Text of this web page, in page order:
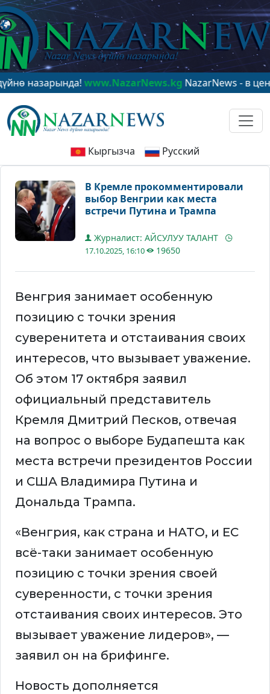
www.NazarNews.kgNazarNews - в центре
Кыргызча Русский
В Кремле прокомментировали
выбор Венгрии как места
встречи Путина и Трампа
Журналист: АЙСУЛУУ ТАЛАНТ
17.10.2025, 16:10 19650
Венгрия занимает особенную
позицию с точки зрения
суверенитета и отстаивания своих
интересов, что вызывает уважение.
Об этом 17 октября заявил
официальный представитель
Кремля Дмитрий Песков, отвечая
на вопрос о выборе Будапешта как
места встречи президентов России
и США Владимира Путина и
Дональда Трампа.
«Венгрия, как страна и НАТО, и ЕС
всё-таки занимает особенную
позицию с точки зрения своей
суверенности, с точки зрения
отстаивания своих интересов. Это
вызывает уважение лидеров», —
заявил он на брифинге.
Новость дополняется